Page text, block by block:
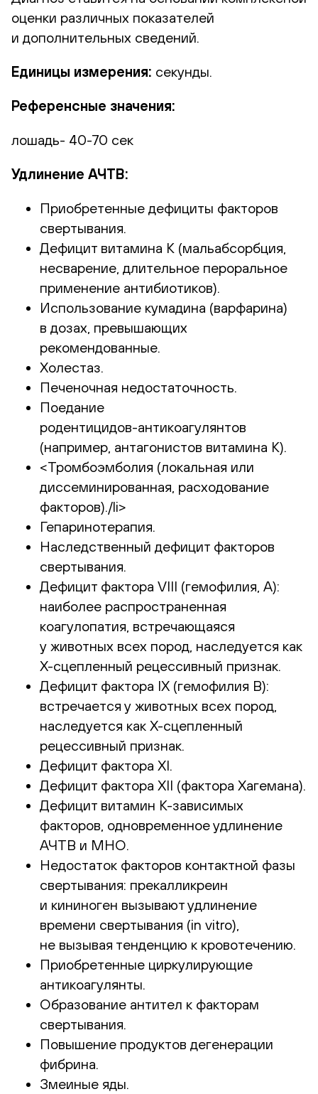
оценки различных показателей
и дополнительных сведений.
Единицы измерения: секунды.
Референсные значения:
лошадь- 40-70 сек
Удлинение АЧТВ:
Приобретенные дефициты факторов
свертывания.
Дефицит витамина К (мальабсорбция,
несварение, длительное пероральное
применение антибиотиков).
Использование кумадина (варфарина)
в дозах, превышающих
рекомендованные.
Холестаз.
Печеночная недостаточность.
Поедание
родентицидов-антикоагулянтов
(например, антагонистов витамина К).
<Тромбоэмболия (локальная или
диссеминированная, расходование
факторов)./li>
Гепаринотерапия.
Наследственный дефицит факторов
свертывания.
Дефицит фактора VIII (гемофилия, А):
наиболее распространенная
коагулопатия, встречающаяся
у животных всех пород, наследуется как
Х-сцепленный рецессивный признак.
Дефицит фактора IX (гемофилия В):
встречается у животных всех пород,
наследуется как Х-сцепленный
рецессивный признак.
Дефицит фактора XI.
Дефицит фактора XII (фактора Хагемана).
Дефицит витамин К-зависимых
факторов, одновременное удлинение
АЧТВ и МНО.
Недостаток факторов контактной фазы
свертывания: прекалликреин
и кининоген вызывают удлинение
времени свертывания (in vitro),
не вызывая тенденцию к кровотечению.
Приобретенные циркулирующие
антикоагулянты.
Образование антител к факторам
свертывания.
Повышение продуктов дегенерации
фибрина.
Змеиные яды.